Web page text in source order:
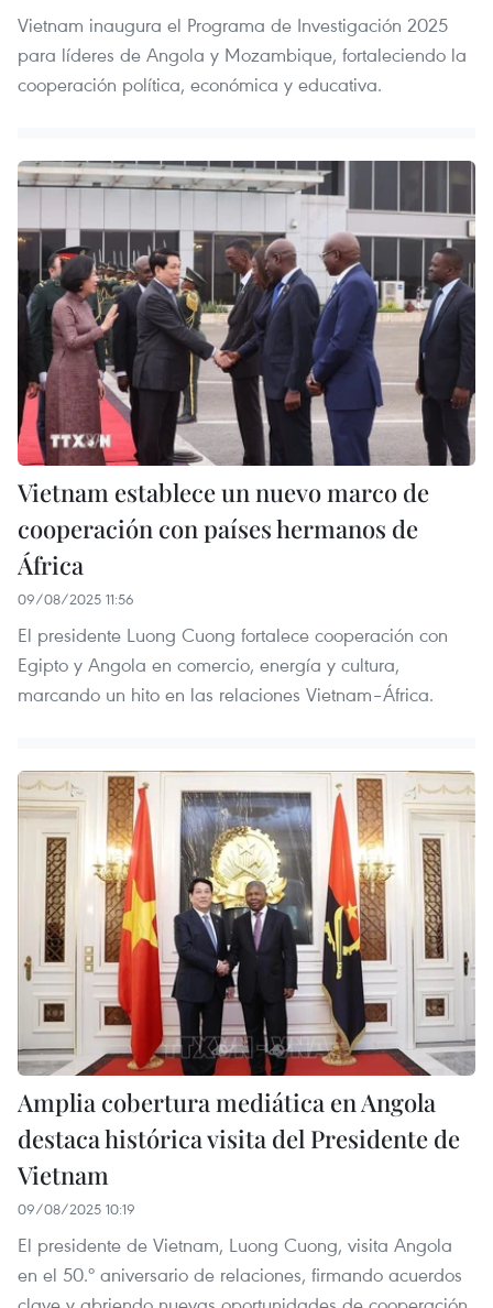
Vietnam inaugura el Programa de Investigación 2025
para líderes de Angola y Mozambique, fortaleciendo la
cooperación política, económica y educativa.
Vietnam establece un nuevo marco de
cooperación con países hermanos de
África
09/08/2025 11:56
El presidente Luong Cuong fortalece cooperación con
Egipto y Angola en comercio, energía y cultura,
marcando un hito en las relaciones Vietnam–África.
Amplia cobertura mediática en Angola
destaca histórica visita del Presidente de
Vietnam
09/08/2025 10:19
El presidente de Vietnam, Luong Cuong, visita Angola
en el 50.º aniversario de relaciones, firmando acuerdos